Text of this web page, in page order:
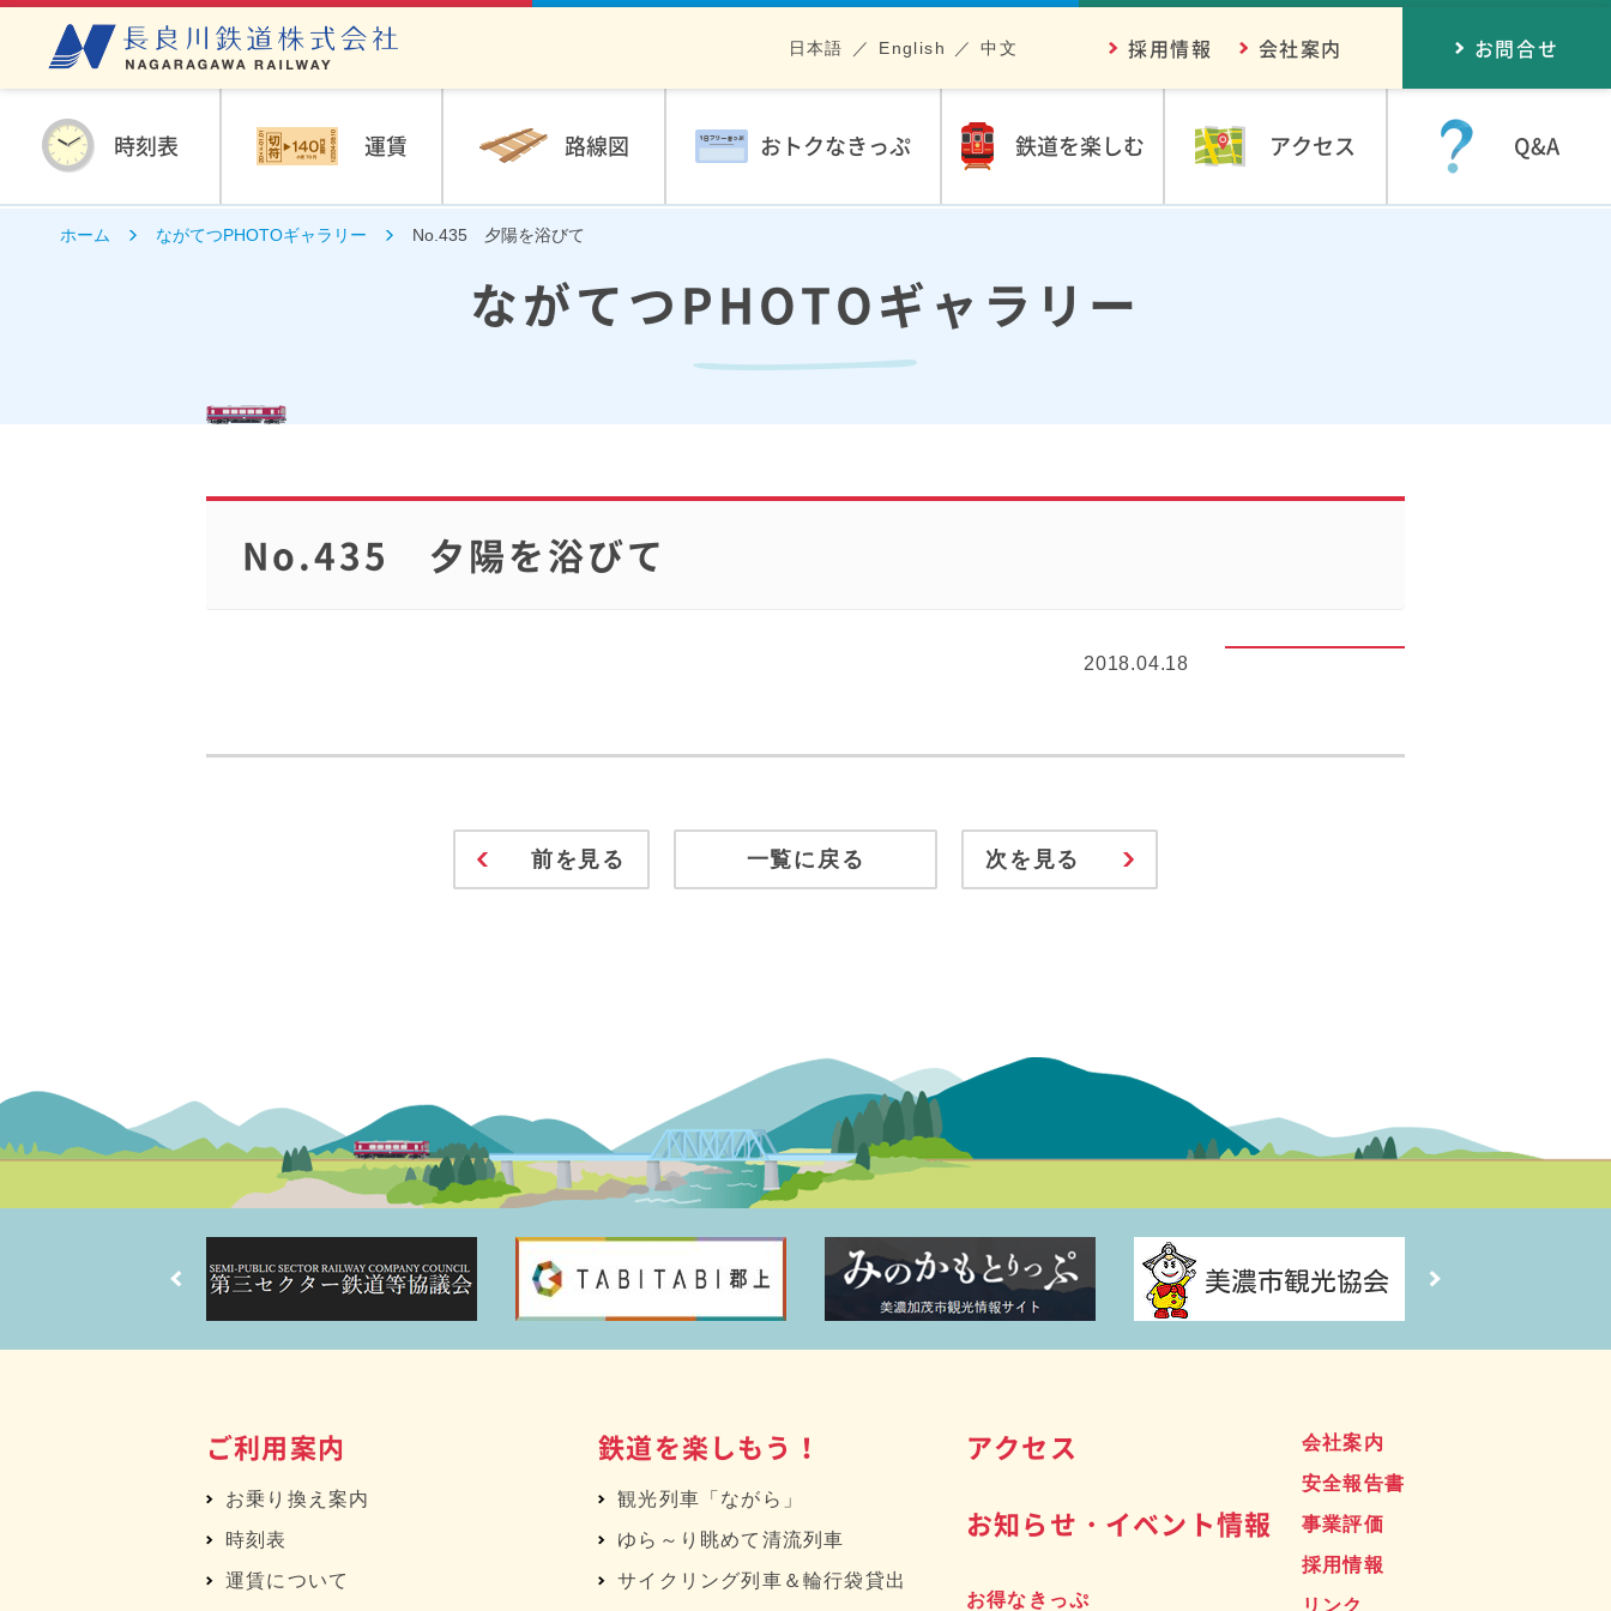
時刻表 運賃 路線図 おトクなきっぷ 鉄道を楽しむ アクセス Q&A
採用情報 会社案内
日本語 English 中文 お問合せ
ホーム ながてつPHOTOギャラリー No.435 夕陽を浴びて
ながてつPHOTOギャラリー
No.435 夕陽を浴びて
2018.04.18
前を見る 一覧に戻る 次を見る
ご利用案内
お乗り換え案内
時刻表
運賃について
鉄道を楽しもう！
観光列車「ながら」
ゆら～り眺めて清流列車
サイクリング列車＆輪行袋貸出
アクセス
お知らせ・イベント情報
お得なきっぷ
会社案内
安全報告書
事業評価
採用情報
リンク